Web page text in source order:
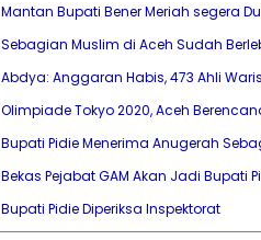
Mantan Bupati Bener Meriah segera
Sebagian Muslim di Aceh Sudah
Abdya: Anggaran Habis, 473 Ahli
Olimpiade Tokyo 2020, Aceh
Bupati Pidie Menerima Anugerah
Bekas Pejabat GAM Akan Jadi Bupati
Bupati Pidie Diperiksa Inspektorat